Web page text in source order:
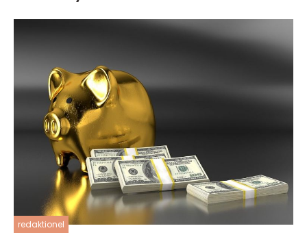
redaktionel